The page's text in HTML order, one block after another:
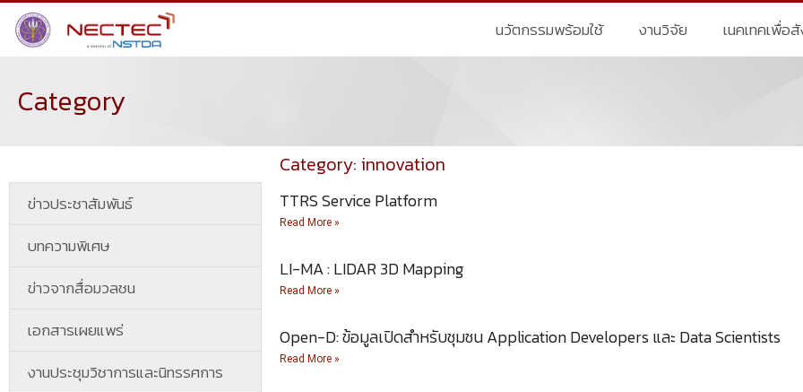
นวัตกรรมพร้อมใช้ งานวิจัย เนคเทคเพื่อ
Category
ข่าวประชาสัมพันธ์
บทความพิเศษ
ข่าวจากสื่อมวลชน
เอกสารเผยแพร่
งานประชุมวิชาการและนิทรรศการ
Category: innovation
TTRS Service Platform
Read More »
LI-MA : LIDAR 3D Mapping
Read More »
Open-D: ข้อมูลเปิดสำหรับชุมชน Application Developers และ Data Scientists
Read More »